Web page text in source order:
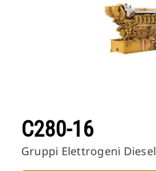
C280-16
Gruppi Elettrogeni Diesel